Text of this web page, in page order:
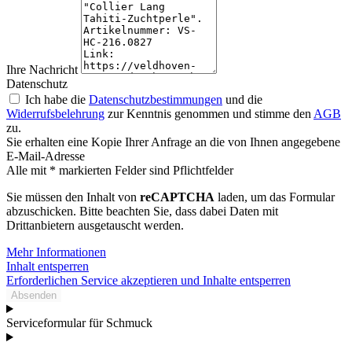
Ihre Nachricht
Datenschutz
Ich habe die Datenschutzbestimmungen und die
Widerrufsbelehrung zur Kenntnis genommen und stimme den AGB
zu.
Sie erhalten eine Kopie Ihrer Anfrage an die von Ihnen angegebene
E-Mail-Adresse
Alle mit * markierten Felder sind Pflichtfelder
Sie müssen den Inhalt von reCAPTCHA laden, um das Formular
abzuschicken. Bitte beachten Sie, dass dabei Daten mit
Drittanbietern ausgetauscht werden.
Mehr Informationen
Inhalt entsperren
Erforderlichen Service akzeptieren und Inhalte entsperren
Absenden
Serviceformular für Schmuck